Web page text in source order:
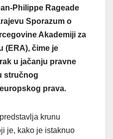
Philippe Rageade
Sporazum o
Akademiji za
(ERA), čime je
u jačanju pravne
stručnog
prava.
krunu
je, kako je istaknuo